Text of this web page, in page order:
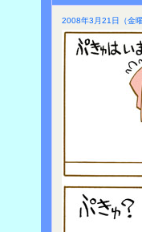
2008年3月21日（金